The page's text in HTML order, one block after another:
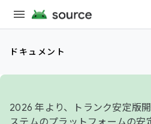
ドキュメント
2026 年より、トランク安定版